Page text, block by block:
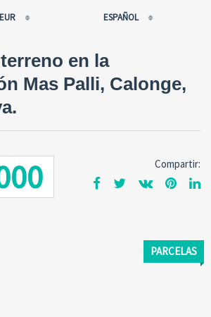
EUR
USD
RUB
GBP
ESPAÑOL
ESPAÑOL
en la
Mas Palli, Calonge,
Compartir:
PARCELAS